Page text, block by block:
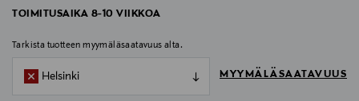
TOIMITUSAIKA 8-10 VIIKKOA
Tarkista tuotteen myymäläsaatavuus alta.
Helsinki MYYMÄLÄSAATAVUUS